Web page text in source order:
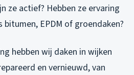
ze actief? Hebben ze ervaring
EPDM of groendaken?
hebben wij daken in wijken
en vernieuwd, van